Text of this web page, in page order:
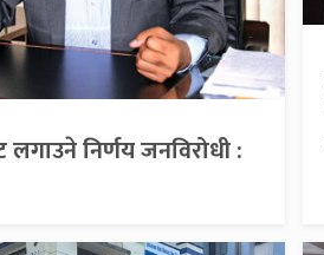
लगाउने निर्णय जनविरोधी :